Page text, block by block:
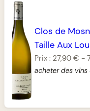
Clos de
Taille Aux
Prix : 27,90 € -
acheter des vins